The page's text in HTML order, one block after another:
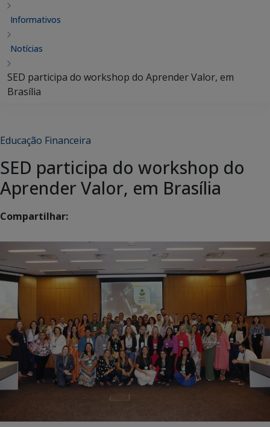
Informativos
Notícias
SED participa do workshop do Aprender Valor, em
Brasília
Educação Financeira
SED participa do workshop do
Aprender Valor, em Brasília
Compartilhar: